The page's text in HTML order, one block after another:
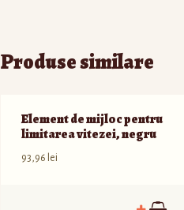
Produse similare
Element de mijloc pentru
limitarea vitezei, negru
93,96 lei